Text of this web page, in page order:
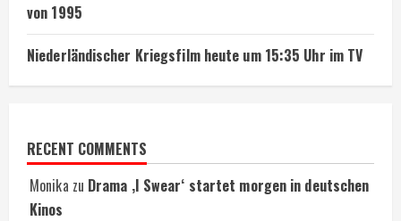
von 1995
Niederländischer Kriegsfilm heute um 15:35 Uhr im TV
RECENT COMMENTS
Monika zu Drama ‚I Swear‘ startet morgen in deutschen
Kinos